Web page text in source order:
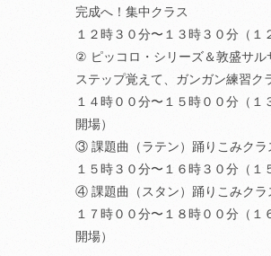
完成へ！集中クラス
１２時３０分〜１３時３０分（１
② ピッコロ・シリーズ＆敦盛サル
ステップ覚えて、ガンガン練習ク
１４時００分〜１５時００分（１
開場）
③ 課題曲（ラテン）踊りこみクラ
１５時３０分〜１６時３０分（１
④ 課題曲（スタン）踊りこみクラ
１７時００分〜１８時００分（１
開場）